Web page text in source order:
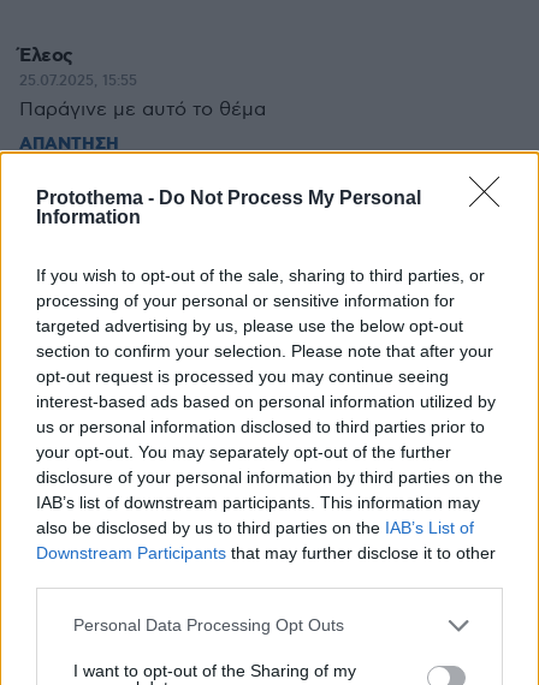
Protothema - Do Not Process My Personal
Information
If you wish to opt-out of the sale, sharing to third parties, or
processing of your personal or sensitive information for
targeted advertising by us, please use the below opt-out
section to confirm your selection. Please note that after your
opt-out request is processed you may continue seeing
interest-based ads based on personal information utilized by
us or personal information disclosed to third parties prior to
your opt-out. You may separately opt-out of the further
disclosure of your personal information by third parties on the
IAB’s list of downstream participants. This information may
also be disclosed by us to third parties on the IAB’s List of
Downstream Participants that may further disclose it to other
Please note that this website/app uses one or more Google
not limited to your visit or usage behaviour. You may click to
Personal Data Processing Opt Outs
I want to opt-out of the Sharing of my
Έλεος
25.07.2025, 15:55
Παράγινε με αυτό το θέμα
ΑΠΑΝΤΗΣΗ
Ουδέν κακόν αμιγές καλού
Θα βρει επιτέλους χρόνο να βάψει τις ρίζες...
ΑΠΑΝΤΗΣΗ
Αβ
25.07.2025, 10:29
Ελάτε να δείτε και στη δική μας εταιρεία τα στελέχη.
Ιδρώνουν φανέλες
ΑΠΑΝΤΗΣΗ
Ούτε εγκληματίες πρώτης γραμμής να ήταν Τι